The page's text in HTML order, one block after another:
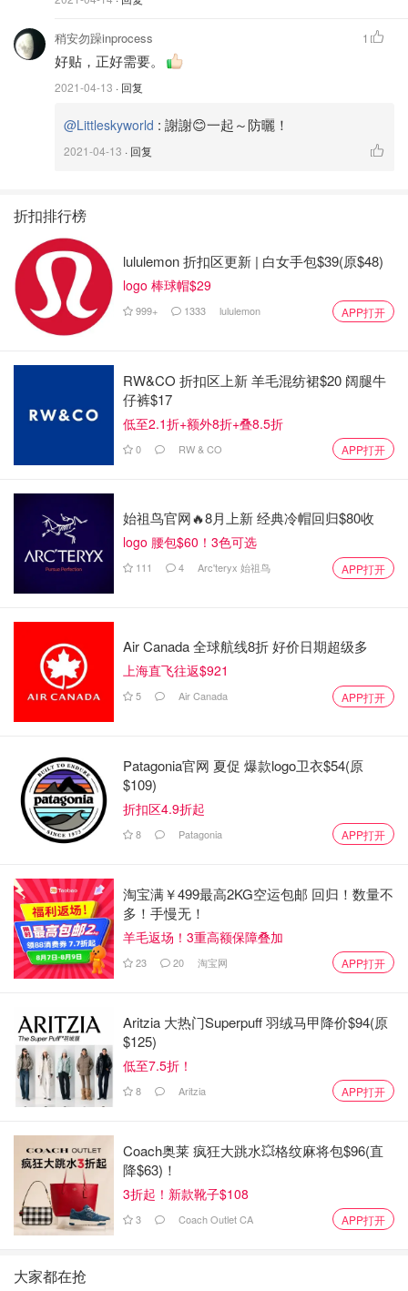
這款也很多人推薦，同樣是SPF30 的物理性防曬乳，有效
成分是 Zinc Oxide 14%，同樣也是備孕女性可以選擇的一
比起前一款防曬乳，這款更有流動性，沒有特別的香味。這
個品牌幾乎產品系列都會添加角鯊烷 (Squalane)，有保
濕、抗氧化跟低敏等優點，我個人還蠻喜歡他們家的產品。
Amazon.com : Biossance Squalane + Zinc
$30
Amazon
CeraVe 100% Mineral Sunscreen SPF 50
CeraVe也是美國皮膚科醫生經常推薦的品牌，我相信大家
也不陌生。這款防曬乳也容易塗抹，也是物理性防曬乳，
唯一缺點就是太顯白，所以如果怕顯白的朋友，可以試看看
他們家的Hydrating Sunscreen SPF 30 Face Sheer Tint
款防曬乳。我自己因為想要有係數高一點的防曬乳，所以選
擇這一款。
CeraVe SPF50 防晒霜
$14.99
Amazon
购买
CeraVe 润色防晒霜 SPF 30
$15.99
Reflect SPF 42 Tinted Mineral Sunscreen Lotion
稍安勿躁inprocess
好贴，正好需要。
2021-04-13 · 回复
1
@Littleskyworld : 謝謝😊一起～防曬！
2021-04-13 · 回复
折扣排行榜
lululemon 折扣区更新 | 白女手包$39(原$48)
logo 棒球帽$29
999+ 1333 lululemon APP打开
RW&CO 折扣区上新 羊毛混纺裙$20 阔腿牛
仔裤$17
低至2.1折+额外8折+叠8.5折
0 RW & CO APP打开
始祖鸟官网🔥8月上新 经典冷帽回归$80收
logo 腰包$60！3色可选
111 4 Arc'teryx 始祖鸟 APP打开
Air Canada 全球航线8折 好价日期超级多
上海直飞往返$921
5 Air Canada APP打开
Patagonia官网 夏促 爆款logo卫衣$54(原
$109)
折扣区4.9折起
8 Patagonia APP打开
淘宝满￥499最高2KG空运包邮 回归！数量不
多！手慢无！
羊毛返场！3重高额保障叠加
23 20 淘宝网 APP打开
Aritzia 大热门Superpuff 羽绒马甲降价$94(原
$125)
低至7.5折！
8 Aritzia APP打开
Coach奥莱 疯狂大跳水💥格纹麻将包$96(直
降$63)！
3折起！新款靴子$108
3 Coach Outlet CA APP打开
大家都在抢